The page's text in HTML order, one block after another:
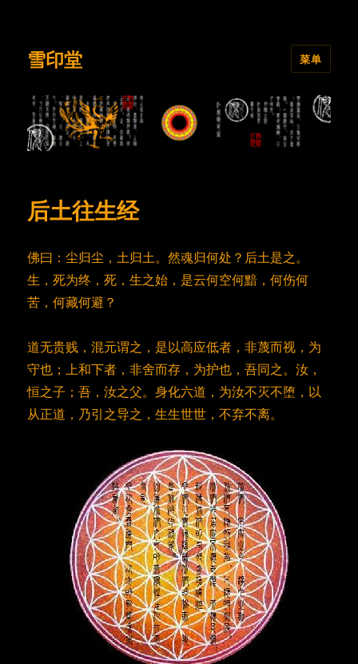
雪印堂 菜单
后土往生经
佛曰：尘归尘，土归土。然魂归何处？后土是之。
生，死为终，死，生之始，是云何空何黯，何伤何
苦，何藏何避？
道无贵贱，混元谓之，是以高应低者，非蔑而视，为
守也；上和下者，非舍而存，为护也，吾同之。汝，
恒之子；吾，汝之父。身化六道，为汝不灭不堕，以
从正道，乃引之导之，生生世世，不弃不离。